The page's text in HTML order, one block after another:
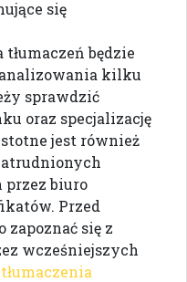
się
będzie
kilku
sprawdzić
oraz specjalizację
jest również
przez biuro
Przed
zapoznać się z
wcześniejszych
tłumaczenia